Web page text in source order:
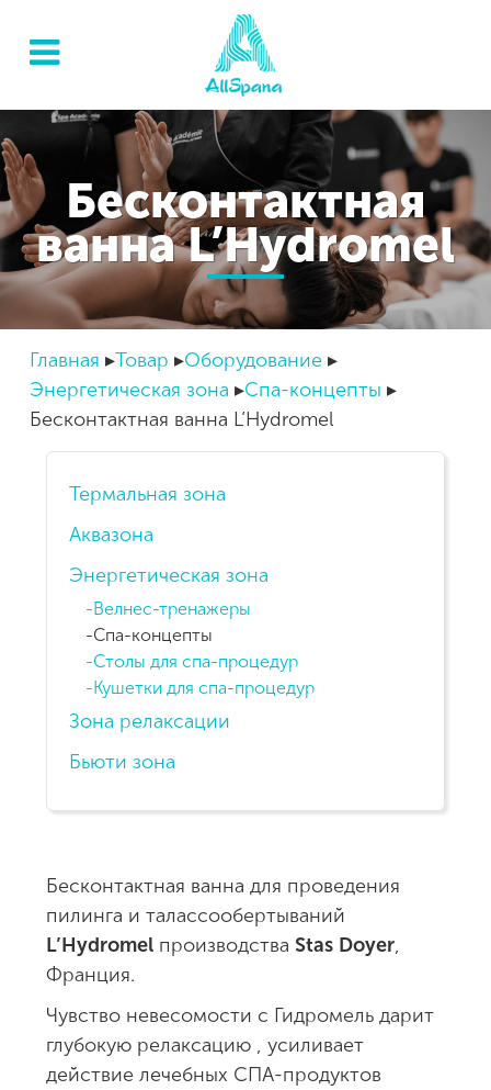
Бесконтактная
ванна L’Hydromel
Главная Товар
Оборудование
Энергетическая зона
Спа-концепты
Бесконтактная ванна L’Hydromel
Термальная зона
Аквазона
Энергетическая зона
Велнес-тренажеры
Спа-концепты
Столы для спа-процедур
Кушетки для спа-процедур
Зона релаксации
Бьюти зона
Бесконтактная ванна для проведения
пилинга и талассообертываний
L’Hydromelпроизводства Stas Doyer,
Франция.
Чувство невесомости с Гидромель дарит
глубокую релаксацию , усиливает
действие лечебных СПА-продуктов